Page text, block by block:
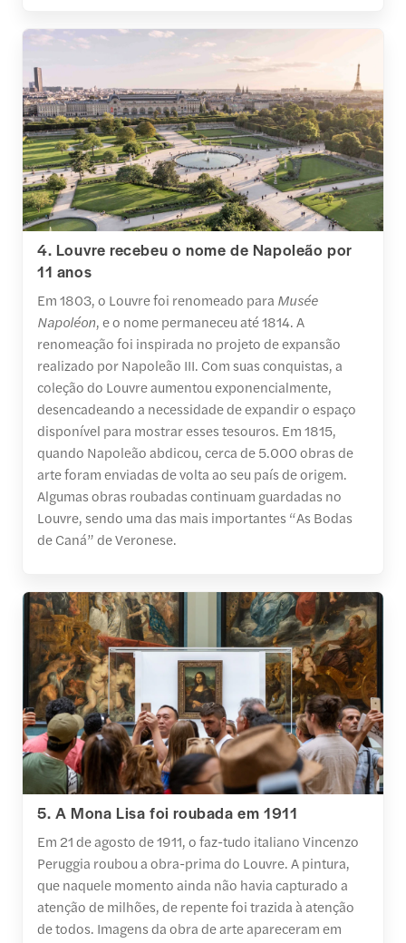
4. Louvre recebeu o nome de Napoleão por
11 anos
Em 1803, o Louvre foi renomeado para Musée
Napoléon, e o nome permaneceu até 1814. A
renomeação foi inspirada no projeto de expansão
realizado por Napoleão III. Com suas conquistas, a
coleção do Louvre aumentou exponencialmente,
desencadeando a necessidade de expandir o espaço
disponível para mostrar esses tesouros. Em 1815,
quando Napoleão abdicou, cerca de 5.000 obras de
arte foram enviadas de volta ao seu país de origem.
Algumas obras roubadas continuam guardadas no
Louvre, sendo uma das mais importantes “As Bodas
de Caná” de Veronese.
5. A Mona Lisa foi roubada em 1911
Em 21 de agosto de 1911, o faz-tudo italiano Vincenzo
Peruggia roubou a obra-prima do Louvre. A pintura,
que naquele momento ainda não havia capturado a
atenção de milhões, de repente foi trazida à atenção
de todos. Imagens da obra de arte apareceram em